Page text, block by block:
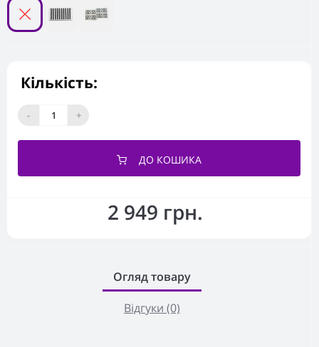
2 949 грн.
Кількість:
- +
ДО КОШИКА
Огляд товару
Відгуки (0)